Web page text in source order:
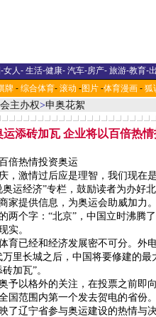
-女人- 生活-健康- 汽车-房产- 旅游-教育-
牌 - 综合体育- 滚动 -图片 -体育漫画 - 狐
主办权>申奥花絮
运添砖加瓦 企业将以百倍热
热情投资奥运
激情过后应是理智，我们现在是
经济”专栏，鼓励读者为办好
家提供信息，为奥运会助威加力。
个字：“北京”，中国立时沸腾
实。
已经和经济发展密不可分。外
里长城之后，中国将要修建的最
加瓦”。
以格外的关注，在投票之前即
国范围内第一个发去贺电的省份
了辽宁省参与奥运建设的热情与